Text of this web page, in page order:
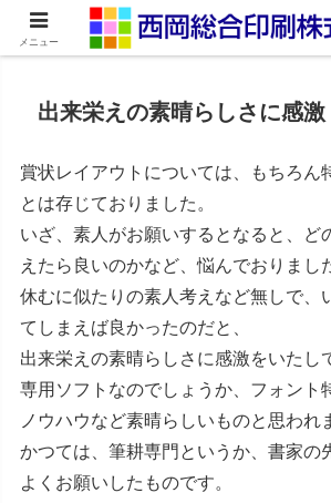
ネット印刷通販・オンデマンド
出来栄えの素晴らしさに感激
賞状レイアウトについては、もちろん
とは存じておりました。
いざ、素人がお願いするとなると、ど
えたら良いのかなど、悩んでおりまし
休むに似たりの素人考えなど無しで、
てしまえば良かったのだと、
出来栄えの素晴らしさに感激をいたし
専用ソフトなのでしょうか、フォント
ノウハウなど素晴らしいものと思われ
かつては、筆耕専門というか、書家の
よくお願いしたものです。
メニュー